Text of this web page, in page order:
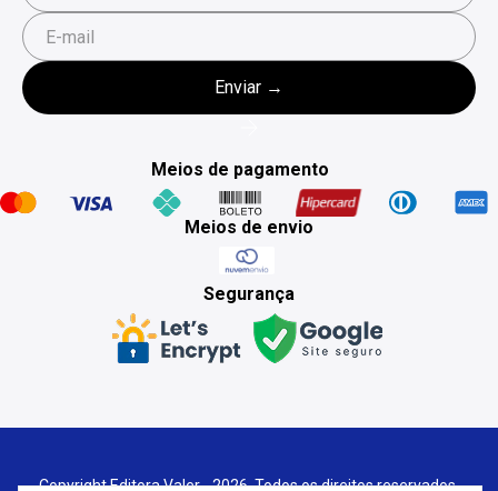
Meios de pagamento
Meios de envio
Segurança
Copyright Editora Valer - 2026. Todos os direitos reservados.